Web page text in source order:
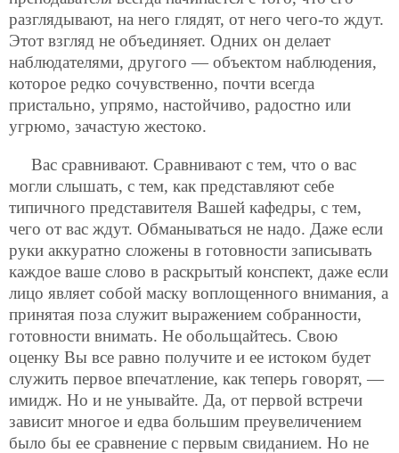
разглядывают, на него глядят, от него чего-то ждут.
Этот взгляд не объединяет. Одних он делает
наблюдателями, другого — объектом наблюдения,
которое редко сочувственно, почти всегда
пристально, упрямо, настойчиво, радостно или
угрюмо, зачастую жестоко.
Вас сравнивают. Сравнивают с тем, что о вас
могли слышать, с тем, как представляют себе
типичного представителя Вашей кафедры, с тем,
чего от вас ждут. Обманываться не надо. Даже если
руки аккуратно сложены в готовности записывать
каждое ваше слово в раскрытый конспект, даже если
лицо являет собой маску воплощенного внимания, а
принятая поза служит выражением собранности,
готовности внимать. Не обольщайтесь. Свою
оценку Вы все равно получите и ее истоком будет
служить первое впечатление, как теперь говорят, —
имидж. Но и не унывайте. Да, от первой встречи
зависит многое и едва большим преувеличением
было бы ее сравнение с первым свиданием. Но не